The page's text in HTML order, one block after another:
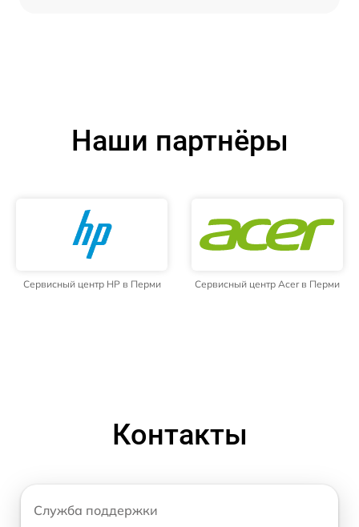
Наши партнёры
Сервисный центр HP в Перми Сервисный центр Acer в Перми
Контакты
Служба поддержки